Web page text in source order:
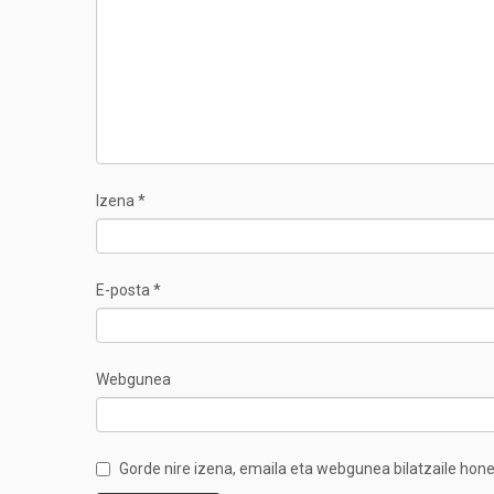
Izena *
E-posta *
Webgunea
Gorde nire izena, emaila eta webgunea bilatzaile